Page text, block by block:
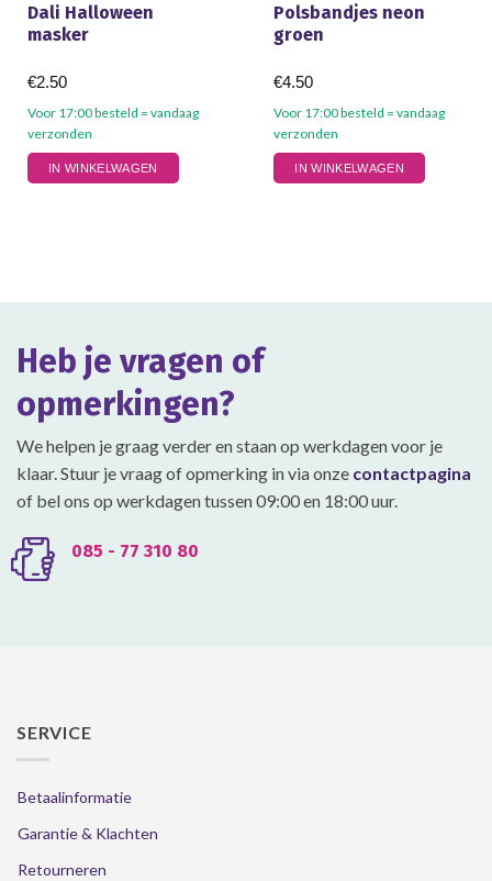
Dali Halloween
masker
Voor 17:00 besteld = vandaag
verzonden
€2.50
IN WINKELWAGEN
Polsbandjes neon
groen
Voor 17:00 besteld = vandaag
verzonden
€4.50
IN WINKELWAGEN
Heb je vragen of
opmerkingen?
We helpen je graag verder en staan op werkdagen voor je
klaar. Stuur je vraag of opmerking in via onze contactpagina
of bel ons op werkdagen tussen 09:00 en 18:00 uur.
085 - 77 310 80
SERVICE
Betaalinformatie
Garantie & Klachten
Retourneren